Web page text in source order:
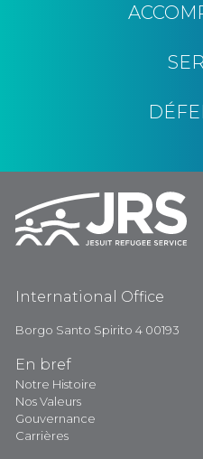
International Office
Borgo Santo Spirito 4 00193
En bref
Notre Histoire
Nos Valeurs
Gouvernance
Carrières